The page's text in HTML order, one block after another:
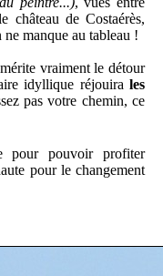
château de Costaérès,
manque au tableau !
mérite vraiment le détour
idyllique réjouirales
pas votre chemin, ce
pour pouvoir profiter
pour le changement